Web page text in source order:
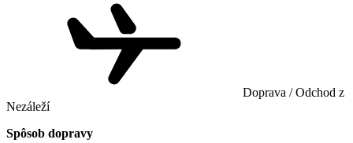
Doprava / Odchod z
Nezáleží
Spôsob dopravy